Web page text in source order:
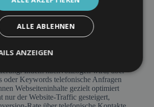
wirken sich direkt auf
Bewertungen und das Image
Tracking auch die
Indem nachvollzogen wird, über
oder Keywords telefonische Anfragen
Webseiteninhalte gezielt optimiert
nur der Website-Traffic gesteigert,
ALLE ABLEHNEN
ANZEIGEN